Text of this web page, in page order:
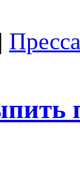
| Пресса